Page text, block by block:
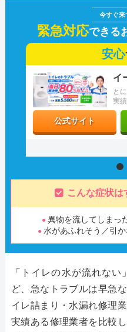
緊急対応できる
安心
と
実
イ
公式サイト
こんな症状は
異物を流してしまっ
水があふれそう／引
「トイレの水が流れな
ど、急なトラブルは早急
イレ詰まり・水漏れ修理
実績ある修理業者を比較